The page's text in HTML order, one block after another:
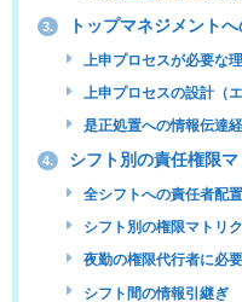
3. トップマネジメント
上申プロセスが必要な
上申プロセスの設計（
是正処置への情報伝達
4. シフト別の責任権限マ
全シフトへの責任者配
シフト別の権限マトリ
夜勤の権限代行者に必
シフト間の情報引継ぎ